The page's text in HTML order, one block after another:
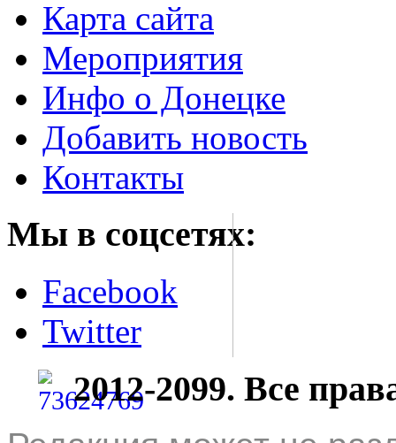
Карта сайта
Мероприятия
Инфо о Донецке
Добавить новость
Контакты
Мы в соцсетях:
Facebook
Twitter
2012-2099. Все